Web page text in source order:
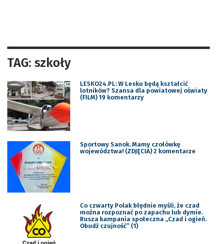
TAG: szkoły
LESKO24.PL: W Lesku będą kształcić
lotników? Szansa dla powiatowej oświaty
(FILM) 19 komentarzy
Sportowy Sanok. Mamy czołówkę
województwa! (ZDJĘCIA) 2 komentarze
Co czwarty Polak błędnie myśli, że czad
można rozpoznać po zapachu lub dymie.
Rusza kampania społeczna „Czad i ogień.
Obudź czujność” (1)